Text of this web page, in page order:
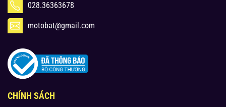
028.36363678
motobat@gmail.com
CHÍNH SÁCH